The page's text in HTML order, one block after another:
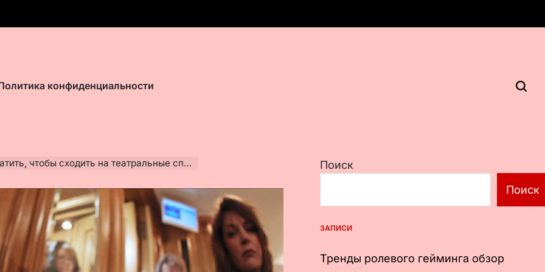
конфиденциальности
на театральные спектакли и музыкальные open-air в июле
Поиск
Поиск
ЗАПИСИ
Тренды ролевого гейминга обзор